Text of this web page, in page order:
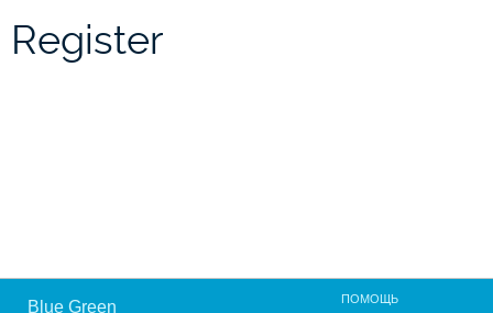
Register
Blue Green ПОМОЩЬ